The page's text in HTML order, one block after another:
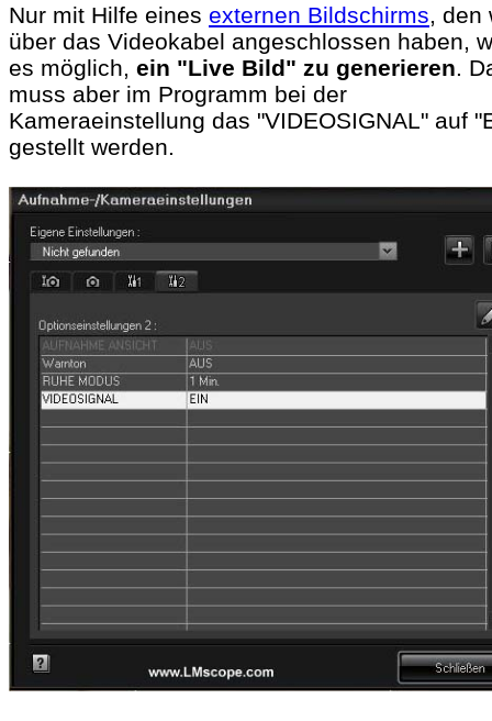
Nur mit Hilfe eines externen Bildschirms, den
über das Videokabel angeschlossen haben,
es möglich, ein "Live Bild" zu generieren.
muss aber im Programm bei der
Kameraeinstellung das "VIDEOSIGNAL" auf
gestellt werden.